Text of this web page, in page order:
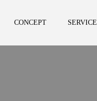
CONCEPT SERVICE